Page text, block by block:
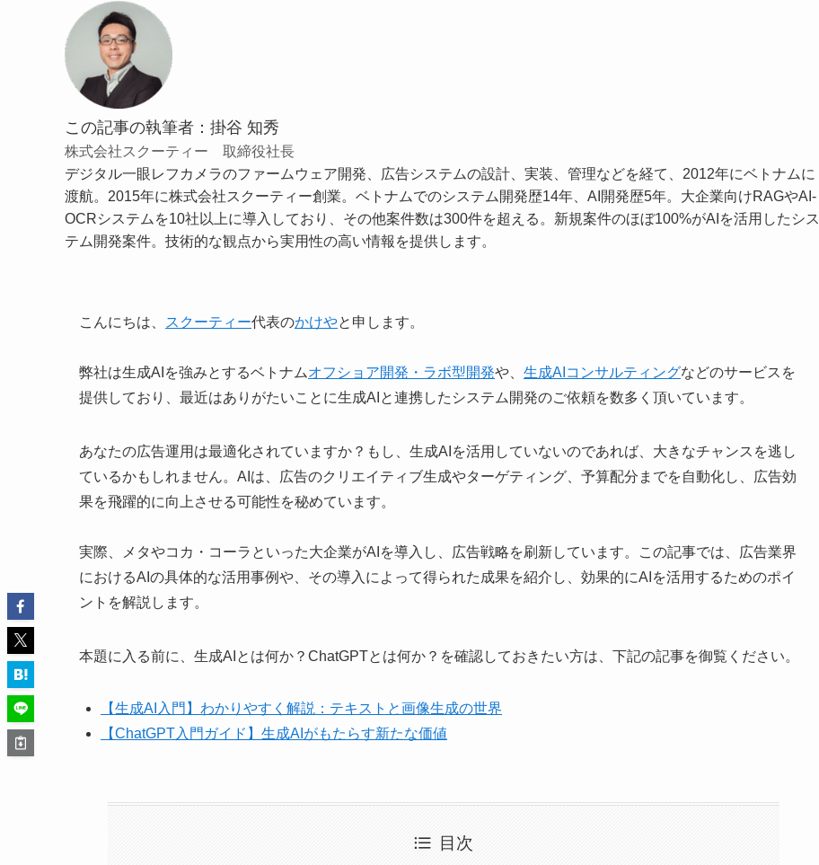
この記事の執筆者：掛谷 知秀
株式会社スクーティー 取締役社長
デジタル一眼レフカメラのファームウェア開発、広告システムの設計、実装、管理などを経て、2012年にベトナムに
渡航。2015年に株式会社スクーティー創業。ベトナムでのシステム開発歴14年、AI開発歴5年。大企業向けRAGやAI-
OCRシステムを10社以上に導入しており、その他案件数は300件を超える。新規案件のほぼ100%がAIを活用したシス
テム開発案件。技術的な観点から実用性の高い情報を提供します。
​こんにちは、 スクーティー代表のかけやと申します。
弊社は生成AIを強みとするベトナムオフショア開発・ラボ型開発や、 生成AIコンサルティングなどのサービスを
提供しており、最近はありがたいことに生成AIと連携したシステム開発のご依頼を数多く頂いています。
あなたの広告運用は最適化されていますか？もし、生成AIを活用していないのであれば、大きなチャンスを逃し
ているかもしれません。AIは、広告のクリエイティブ生成やターゲティング、予算配分までを自動化し、広告効
果を飛躍的に向上させる可能性を秘めています。
実際、メタやコカ・コーラといった大企業がAIを導入し、広告戦略を刷新しています。この記事では、広告業界
におけるAIの具体的な活用事例や、その導入によって得られた成果を紹介し、効果的にAIを活用するためのポイ
ントを解説します。
本題に入る前に、生成AIとは何か？ChatGPTとは何か？を確認しておきたい方は、下記の記事を御覧ください。
【生成AI入門】わかりやすく解説：テキストと画像生成の世界
【ChatGPT入門ガイド】生成AIがもたらす新たな価値
目次